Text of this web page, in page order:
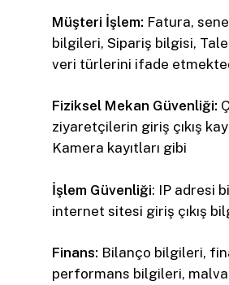
Müşteri İşlem: Fatura,
bilgileri, Sipariş bilgisi,
veri türlerini ifade
Fiziksel Mekan Güvenliği:
ziyaretçilerin giriş çıkış
Kamera kayıtları gibi
İşlem Güvenliği: IP adresi
internet sitesi giriş çıkış
Finans: Bilanço bilgileri,
performans bilgileri,